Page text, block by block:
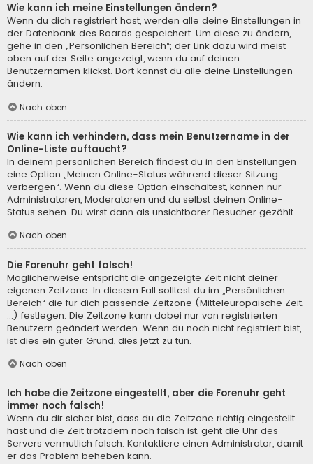
Wie kann ich meine Einstellungen ändern?
Wenn du dich registriert hast, werden alle deine Einstellungen in
der Datenbank des Boards gespeichert. Um diese zu ändern,
gehe in den „Persönlichen Bereich“; der Link dazu wird meist
oben auf der Seite angezeigt, wenn du auf deinen
Benutzernamen klickst. Dort kannst du alle deine Einstellungen
ändern.
Nach oben
Wie kann ich verhindern, dass mein Benutzername in der
Online-Liste auftaucht?
In deinem persönlichen Bereich findest du in den Einstellungen
eine Option „Meinen Online-Status während dieser Sitzung
verbergen“. Wenn du diese Option einschaltest, können nur
Administratoren, Moderatoren und du selbst deinen Online-
Status sehen. Du wirst dann als unsichtbarer Besucher gezählt.
Nach oben
Die Forenuhr geht falsch!
Möglicherweise entspricht die angezeigte Zeit nicht deiner
eigenen Zeitzone. In diesem Fall solltest du im „Persönlichen
Bereich“ die für dich passende Zeitzone (Mitteleuropäische Zeit,
...) festlegen. Die Zeitzone kann dabei nur von registrierten
Benutzern geändert werden. Wenn du noch nicht registriert bist,
ist dies ein guter Grund, dies jetzt zu tun.
Nach oben
Ich habe die Zeitzone eingestellt, aber die Forenuhr geht
immer noch falsch!
Wenn du dir sicher bist, dass du die Zeitzone richtig eingestellt
hast und die Zeit trotzdem noch falsch ist, geht die Uhr des
Servers vermutlich falsch. Kontaktiere einen Administrator, damit
er das Problem beheben kann.